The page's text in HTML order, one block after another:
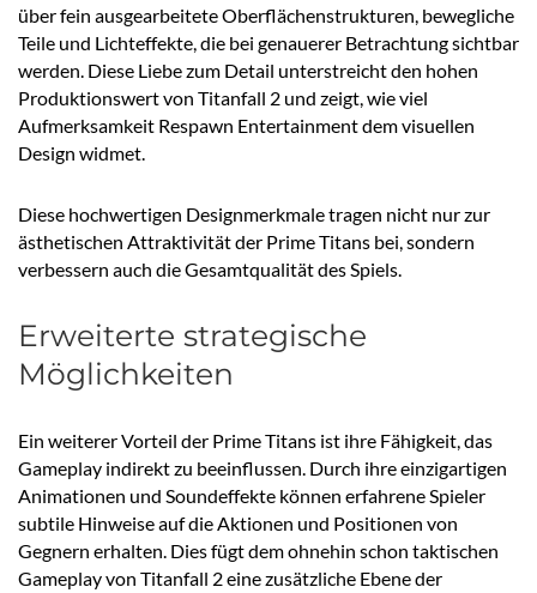
über fein ausgearbeitete Oberflächenstrukturen, bewegliche
Teile und Lichteffekte, die bei genauerer Betrachtung sichtbar
werden. Diese Liebe zum Detail unterstreicht den hohen
Produktionswert von Titanfall 2 und zeigt, wie viel
Aufmerksamkeit Respawn Entertainment dem visuellen
Design widmet.
Diese hochwertigen Designmerkmale tragen nicht nur zur
ästhetischen Attraktivität der Prime Titans bei, sondern
verbessern auch die Gesamtqualität des Spiels.
Erweiterte strategische
Möglichkeiten
Ein weiterer Vorteil der Prime Titans ist ihre Fähigkeit, das
Gameplay indirekt zu beeinflussen. Durch ihre einzigartigen
Animationen und Soundeffekte können erfahrene Spieler
subtile Hinweise auf die Aktionen und Positionen von
Gegnern erhalten. Dies fügt dem ohnehin schon taktischen
Gameplay von Titanfall 2 eine zusätzliche Ebene der